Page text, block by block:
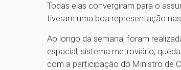
Todas elas convergiram para o
tiveram uma boa representação
Ao longo da semana, foram
espacial, sistema metroviário,
com a participação do Ministro de